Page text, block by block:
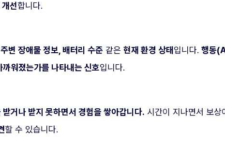
선합니다.
변 장애물 정보, 배터리 수준 같은 현재 환경 상태 입니다. 행동
워졌는가를 나타내는 신호입니다.
받거나 받지 못하면서 경험을 쌓아갑니다. 시간이 지나면서 보
할 수 있습니다.